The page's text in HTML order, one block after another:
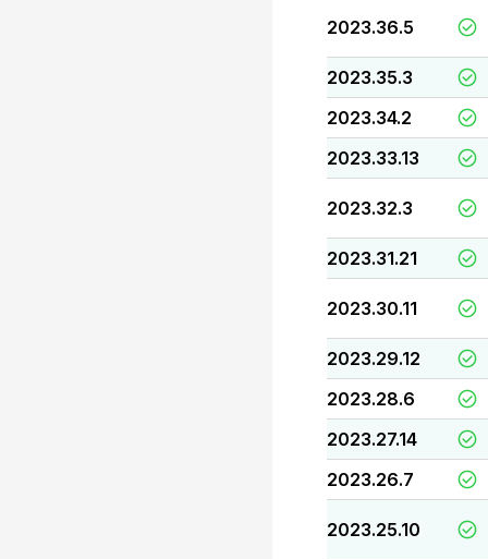
2023.36.5
2023.35.3
2023.34.2
2023.33.13
2023.32.3
2023.31.21
2023.30.11
2023.29.12
2023.28.6
2023.27.14
2023.26.7
2023.25.10